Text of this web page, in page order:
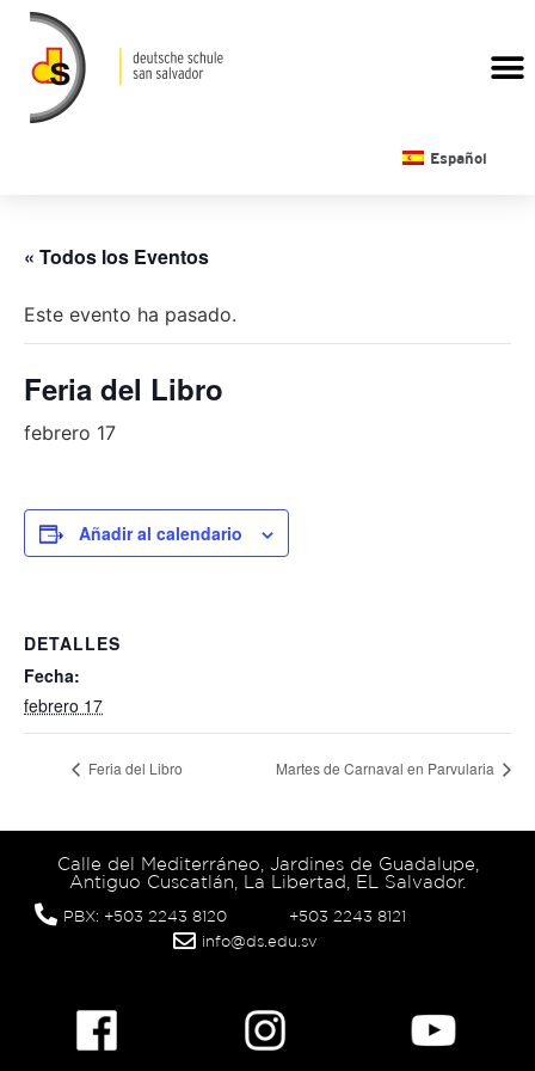
Español
« Todos los Eventos
Este evento ha pasado.
Feria del Libro
febrero 17
Añadir al calendario
DETALLES
Fecha:
febrero 17
Feria del Libro Martes de Carnaval en Parvularia
Calle del Mediterráneo, Jardines de Guadalupe,
Antiguo Cuscatlán, La Libertad, EL Salvador.
PBX: +503 2243 8120
+503 2243 8121
info@ds.edu.sv